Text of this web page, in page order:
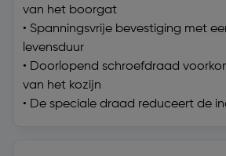
van het boorgat
• Spanningsvrije bevestiging met
levensduur
• Doorlopend schroefdraad
van het kozijn
• De speciale draad reduceert de